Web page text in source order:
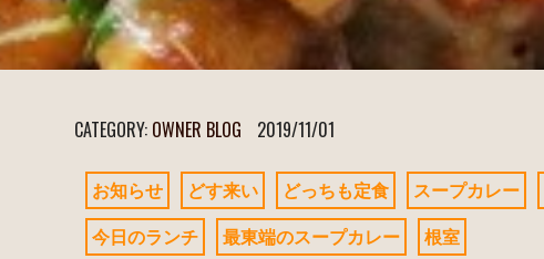
CATEGORY: OWNER BLOG 2019/11/01
お知らせ どす来い どっちも定食 スープカレー
今日のランチ
最東端のスープカレー 根室